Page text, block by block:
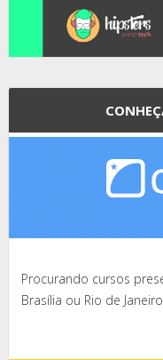
Procurando cursos
Brasília ou Rio de